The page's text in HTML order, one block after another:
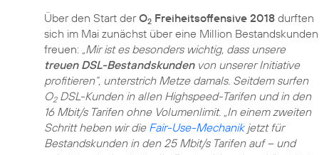
Über den Start derO2 Freiheitsoffensive 2018 durften
sich im Mai zunächst über eine Million Bestandskunden
freuen: „Mir ist es besonders wichtig, dass unsere
treuen DSL-Bestandskundenvon unserer Initiative
profitieren“, unterstrich Metze damals. Seitdem surfen
O2DSL-Kunden in allen Highspeed-Tarifen und in den
16 Mbit/s Tarifen ohne Volumenlimit. „In einem zweiten
Schritt heben wir die Fair-Use-Mechanikjetzt für
Bestandskunden in den 25 Mbit/s Tarifen auf – und